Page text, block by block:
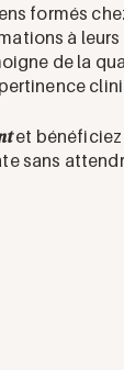
formés
à
de la
et bénéficiez
sans